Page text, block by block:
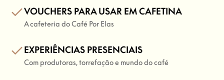
VOUCHERS PARA USAR EM CAFETINA
A cafeteria do Café Por Elas
EXPERIÊNCIAS PRESENCIAIS
Com produtoras, torrefação e mundo do café